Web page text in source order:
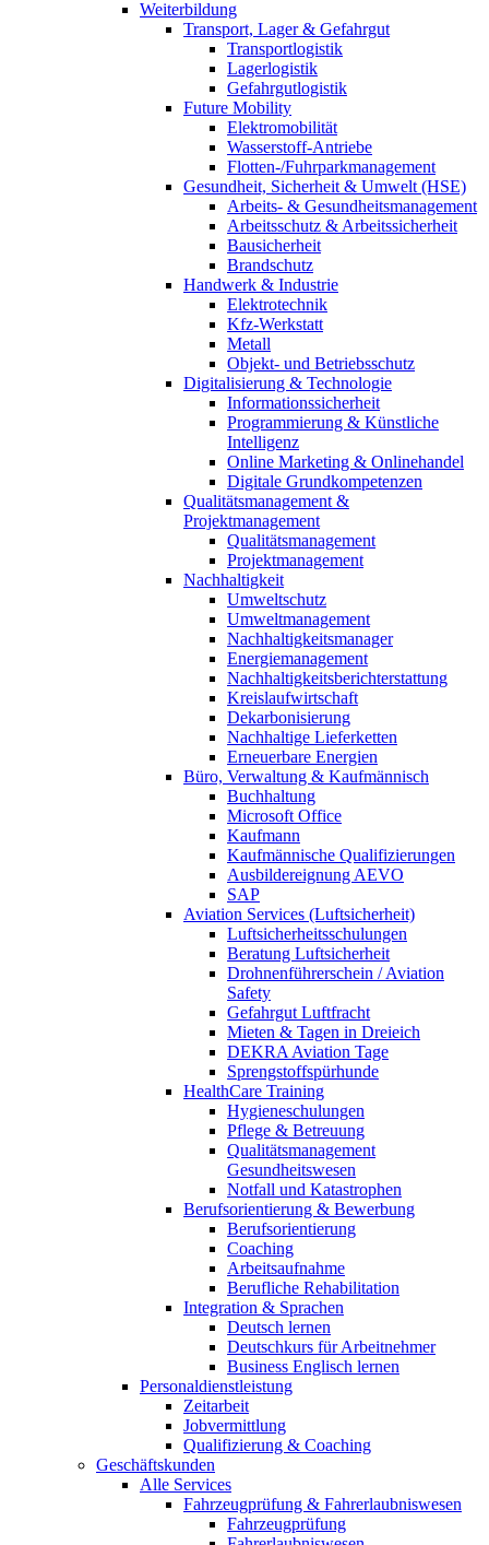
Weiterbildung
Transport, Lager & Gefahrgut
Transportlogistik
Lagerlogistik
Gefahrgutlogistik
Future Mobility
Elektromobilität
Wasserstoff-Antriebe
Flotten-/Fuhrparkmanagement
Gesundheit, Sicherheit & Umwelt (HSE)
Arbeits- & Gesundheitsmanagement
Arbeitsschutz & Arbeitssicherheit
Bausicherheit
Brandschutz
Handwerk & Industrie
Elektrotechnik
Kfz-Werkstatt
Metall
Objekt- und Betriebsschutz
Digitalisierung & Technologie
Informationssicherheit
Programmierung & Künstliche
Intelligenz
Online Marketing & Onlinehandel
Digitale Grundkompetenzen
Qualitätsmanagement &
Projektmanagement
Qualitätsmanagement
Projektmanagement
Nachhaltigkeit
Umweltschutz
Umweltmanagement
Nachhaltigkeitsmanager
Energiemanagement
Nachhaltigkeitsberichterstattung
Kreislaufwirtschaft
Dekarbonisierung
Nachhaltige Lieferketten
Erneuerbare Energien
Büro, Verwaltung & Kaufmännisch
Buchhaltung
Microsoft Office
Kaufmann
Kaufmännische Qualifizierungen
Ausbildereignung AEVO
SAP
Aviation Services (Luftsicherheit)
Luftsicherheitsschulungen
Beratung Luftsicherheit
Drohnenführerschein / Aviation
Safety
Gefahrgut Luftfracht
Mieten & Tagen in Dreieich
DEKRA Aviation Tage
Sprengstoffspürhunde
HealthCare Training
Hygieneschulungen
Pflege & Betreuung
Qualitätsmanagement
Gesundheitswesen
Notfall und Katastrophen
Berufsorientierung & Bewerbung
Berufsorientierung
Coaching
Arbeitsaufnahme
Berufliche Rehabilitation
Integration & Sprachen
Deutsch lernen
Deutschkurs für Arbeitnehmer
Business Englisch lernen
Personaldienstleistung
Zeitarbeit
Jobvermittlung
Qualifizierung & Coaching
Geschäftskunden
Alle Services
Fahrzeugprüfung & Fahrerlaubniswesen
Fahrzeugprüfung